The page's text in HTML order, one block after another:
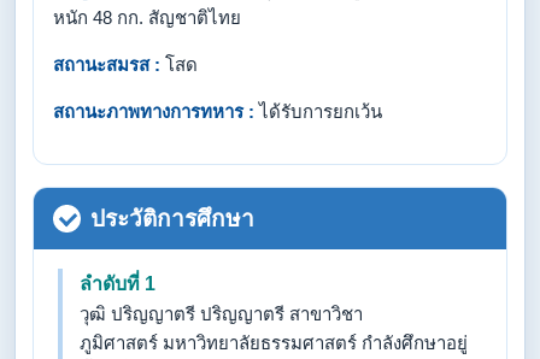
หนัก 48 กก. สัญชาติไทย
สถานะสมรส : โสด
สถานะภาพทางการทหาร : ได้รับการยกเว้น
ประวัติการศึกษา
ลำดับที่ 1
วุฒิ ปริญญาตรี ปริญญาตรี สาขาวิชา
ภูมิศาสตร์ มหาวิทยาลัยธรรมศาสตร์ กำลังศึกษาอยู่